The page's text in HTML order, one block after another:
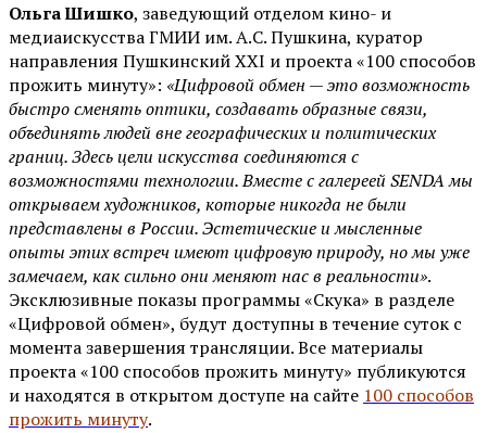
Ольга Шишко, заведующий отделом кино- и
медиаискусства ГМИИ им. А.С. Пушкина, куратор
направления Пушкинский XXI и проекта «100 способов
прожить минуту»: «Цифровой обмен — это возможность
быстро сменять оптики, создавать образные связи,
объединять людей вне географических и политических
границ. Здесь цели искусства соединяются с
возможностями технологии. Вместе с галереей SENDA мы
открываем художников, которые никогда не были
представлены в России. Эстетические и мысленные
опыты этих встреч имеют цифровую природу, но мы уже
замечаем, как сильно они меняют нас в реальности».
Эксклюзивные показы программы «Скука» в разделе
«Цифровой обмен», будут доступны в течение суток с
момента завершения трансляции. Все материалы
проекта «100 способов прожить минуту» публикуются
и находятся в открытом доступе на сайте 100 способов
прожить минуту.